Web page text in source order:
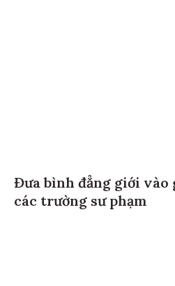
Đưa bình đẳng giới vào
các trường sư phạm